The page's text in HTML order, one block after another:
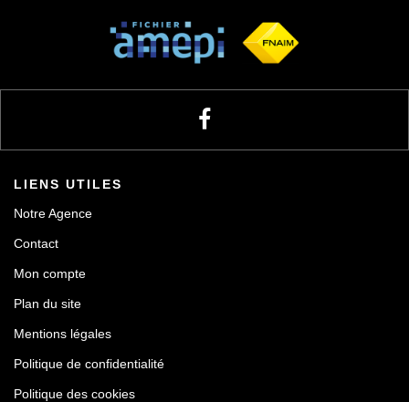
LIENS UTILES
Notre Agence
Contact
Mon compte
Plan du site
Mentions légales
Politique de confidentialité
Politique des cookies